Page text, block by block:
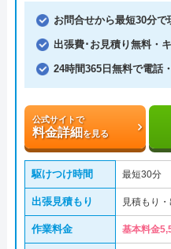
お問合せから最短30分で
出張費･お見積り無料・
24時間365日無料で電話
公式サイトで
料金詳細を見る
駆けつけ時間 最短30分
出張見積もり 見積もり
作業料金 基本料金